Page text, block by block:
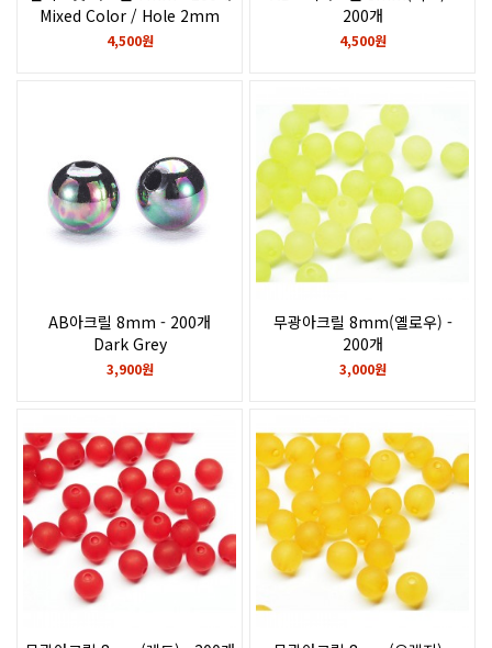
Mixed Color / Hole 2mm
4,500원
200개
4,500원
AB아크릴 8mm - 200개
Dark Grey
3,900원
무광아크릴 8mm(옐로우) -
200개
3,000원